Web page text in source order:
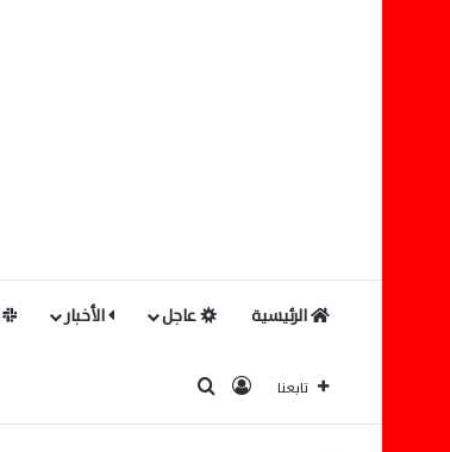
الرئيسية عاجل الأخبار
تابعنا تسجيل الدخول